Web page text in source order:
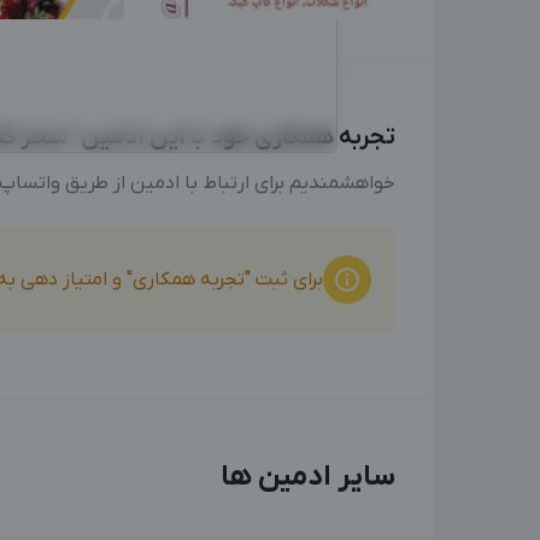
تجربه همکاری خود با این ادمین "سحر
خواهشمندیم برای ارتباط با ادمین از طریق
برای ثبت "تجربه همکاری" و امتیاز دهی
سایر ادمین ها